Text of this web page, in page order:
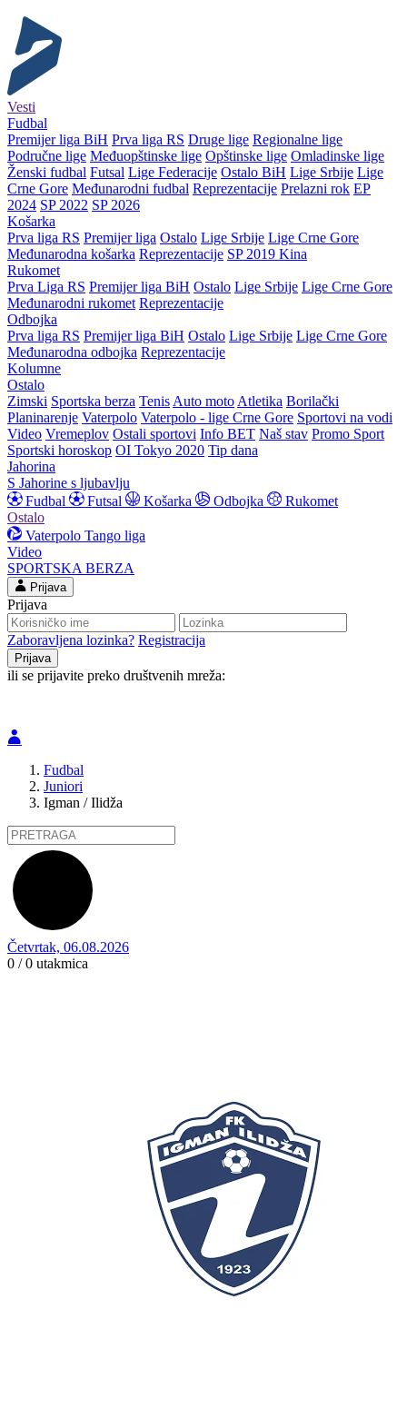
Vesti
Fudbal
Premijer liga BiH Prva liga RS Druge lige Regionalne lige
Područne lige Međuopštinske lige Opštinske lige Omladinske lige
Ženski fudbal Futsal Lige Federacije Ostalo BiH Lige Srbije Lige
Crne Gore Međunarodni fudbal Reprezentacije Prelazni rok EP
2024 SP 2022 SP 2026
Košarka
Prva liga RS Premijer liga Ostalo Lige Srbije Lige Crne Gore
Međunarodna košarka Reprezentacije SP 2019 Kina
Rukomet
Prva Liga RS Premijer liga BiH Ostalo Lige Srbije Lige Crne Gore
Međunarodni rukomet Reprezentacije
Odbojka
Prva liga RS Premijer liga BiH Ostalo Lige Srbije Lige Crne Gore
Međunarodna odbojka Reprezentacije
Kolumne
Ostalo
Zimski Sportska berza Tenis Auto moto Atletika Borilački
Planinarenje Vaterpolo Vaterpolo - lige Crne Gore Sportovi na vodi
Video Vremeplov Ostali sportovi Info BET Naš stav Promo Sport
Sportski horoskop OI Tokyo 2020 Tip dana
Jahorina
S Jahorine s ljubavlju
Fudbal
Futsal Košarka Odbojka
Rukomet
Ostalo
Vaterpolo Tango liga
Video
SPORTSKA BERZA
Prijava
Prijava
Zaboravljena lozinka? Registracija
ili se prijavite preko društvenih mreža:
Fudbal
Juniori
Igman / Ilidža
Četvrtak, 06.08.2026
0 / 0 utakmica